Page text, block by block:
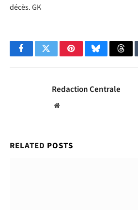
décès. GK
FacebookTwitterPinterestBluesky
Redaction Centrale
Website
RELATED POSTS